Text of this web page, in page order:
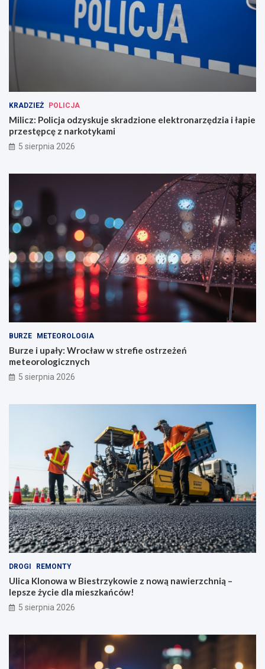
KRADZIEŻ POLICJA
Milicz: Policja odzyskuje skradzione elektronarzędzia i łapie
przestępcę z narkotykami
5 sierpnia 2026
BURZE METEOROLOGIA
Burze i upały: Wrocław w strefie ostrzeżeń
meteorologicznych
5 sierpnia 2026
DROGI REMONTY
Ulica Klonowa w Biestrzykowie z nową nawierzchnią –
lepsze życie dla mieszkańców!
5 sierpnia 2026